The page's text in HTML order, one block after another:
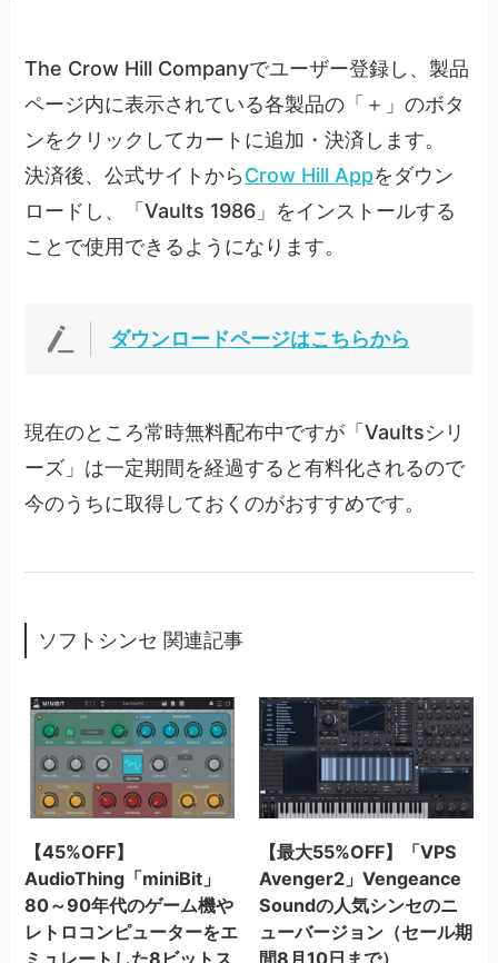
The Crow Hill Companyでユーザー登録し、製品
ページ内に表示されている各製品の「＋」のボタ
ンをクリックしてカートに追加・決済します。
決済後、公式サイトからCrow Hill Appをダウン
ロードし、「Vaults 1986」をインストールする
ことで使用できるようになります。
ダウンロードページはこちらから
現在のところ常時無料配布中ですが「Vaultsシリ
ーズ」は一定期間を経過すると有料化されるので
今のうちに取得しておくのがおすすめです。
ソフトシンセ 関連記事
【45%OFF】
AudioThing「miniBit」
80～90年代のゲーム機や
レトロコンピューターをエ
ミュレートした8ビットス
【最大55%OFF】「VPS
Avenger2」Vengeance
Soundの人気シンセのニ
ューバージョン（セール期
間8月10日まで）